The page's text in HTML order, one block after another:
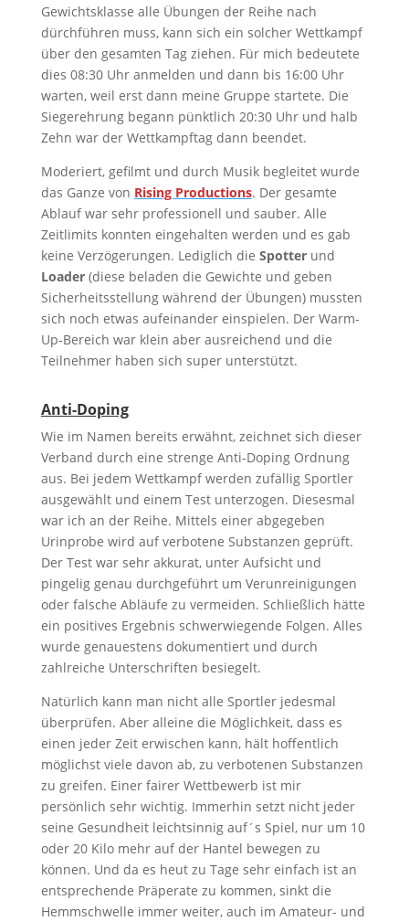
Gewichtsklasse alle Übungen der Reihe nach
dürchführen muss, kann sich ein solcher Wettkampf
über den gesamten Tag ziehen. Für mich bedeutete
dies 08:30 Uhr anmelden und dann bis 16:00 Uhr
warten, weil erst dann meine Gruppe startete. Die
Siegerehrung begann pünktlich 20:30 Uhr und halb
Zehn war der Wettkampftag dann beendet.
Moderiert, gefilmt und durch Musik begleitet wurde
das Ganze von Rising Productions. Der gesamte
Ablauf war sehr professionell und sauber. Alle
Zeitlimits konnten eingehalten werden und es gab
keine Verzögerungen. Lediglich die Spotter und
Loader (diese beladen die Gewichte und geben
Sicherheitsstellung während der Übungen) mussten
sich noch etwas aufeinander einspielen. Der Warm-
Up-Bereich war klein aber ausreichend und die
Teilnehmer haben sich super unterstützt.
Anti-Doping
Wie im Namen bereits erwähnt, zeichnet sich dieser
Verband durch eine strenge Anti-Doping Ordnung
aus. Bei jedem Wettkampf werden zufällig Sportler
ausgewählt und einem Test unterzogen. Diesesmal
war ich an der Reihe. Mittels einer abgegeben
Urinprobe wird auf verbotene Substanzen geprüft.
Der Test war sehr akkurat, unter Aufsicht und
pingelig genau durchgeführt um Verunreinigungen
oder falsche Abläufe zu vermeiden. Schließlich hätte
ein positives Ergebnis schwerwiegende Folgen. Alles
wurde genauestens dokumentiert und durch
zahlreiche Unterschriften besiegelt.
Natürlich kann man nicht alle Sportler jedesmal
überprüfen. Aber alleine die Möglichkeit, dass es
einen jeder Zeit erwischen kann, hält hoffentlich
möglichst viele davon ab, zu verbotenen Substanzen
zu greifen. Einer fairer Wettbewerb ist mir
persönlich sehr wichtig. Immerhin setzt nicht jeder
seine Gesundheit leichtsinnig auf´s Spiel, nur um 10
oder 20 Kilo mehr auf der Hantel bewegen zu
können. Und da es heut zu Tage sehr einfach ist an
entsprechende Präperate zu kommen, sinkt die
Hemmschwelle immer weiter, auch im Amateur- und